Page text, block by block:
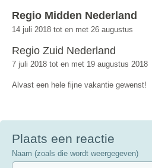
Regio Midden Nederland
14 juli 2018 tot en met 26 augustus
Regio Zuid Nederland
7 juli 2018 tot en met 19 augustus 2018
Alvast een hele fijne vakantie gewenst!
Plaats een reactie
Naam (zoals die wordt weergegeven)